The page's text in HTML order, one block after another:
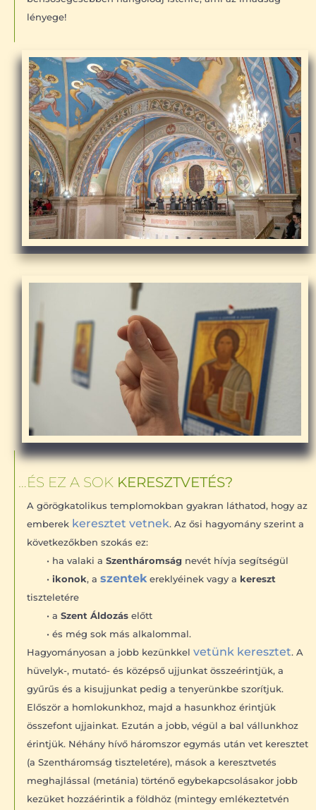
lényege!
…ÉS EZ A SOK KERESZTVETÉS?
A görögkatolikus templomokban gyakran láthatod, hogy az
emberek keresztet vetnek. Az ősi hagyomány szerint a
következőkben szokás ez:
• ha valaki a Szentháromság nevét hívja segítségül
• ikonok, a szentek ereklyéinek vagy a kereszt
tiszteletére
• a Szent Áldozás előtt
• és még sok más alkalommal.
Hagyományosan a jobb kezünkkel vetünk keresztet. A
hüvelyk-, mutató- és középső ujjunkat összeérintjük, a
gyűrűs és a kisujjunkat pedig a tenyerünkbe szorítjuk.
Először a homlokunkhoz, majd a hasunkhoz érintjük
összefont ujjainkat. Ezután a jobb, végül a bal vállunkhoz
érintjük. Néhány hívő háromszor egymás után vet keresztet
(a Szentháromság tiszteletére), mások a keresztvetés
meghajlással (metánia) történő egybekapcsolásakor jobb
kezüket hozzáérintik a földhöz (mintegy emlékeztetvén